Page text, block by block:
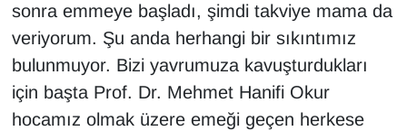
sonra emmeye başladı, şimdi takviye mama da
veriyorum. Şu anda herhangi bir sıkıntımız
bulunmuyor. Bizi yavrumuza kavuşturdukları
için başta Prof. Dr. Mehmet Hanifi Okur
hocamız olmak üzere emeği geçen herkese